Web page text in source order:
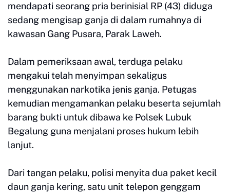
mendapati seorang pria berinisial RP (43) diduga
sedang mengisap ganja di dalam rumahnya di
kawasan Gang Pusara, Parak Laweh.
Dalam pemeriksaan awal, terduga pelaku
mengakui telah menyimpan sekaligus
menggunakan narkotika jenis ganja. Petugas
kemudian mengamankan pelaku beserta sejumlah
barang bukti untuk dibawa ke Polsek Lubuk
Begalung guna menjalani proses hukum lebih
lanjut.
Dari tangan pelaku, polisi menyita dua paket kecil
daun ganja kering, satu unit telepon genggam